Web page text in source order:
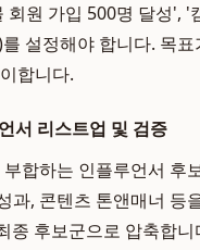
원 가입 500명 달성',
설정해야 합니다. 목
합니다.
서 리스트업 및 검증
합하는 인플루언서
과, 콘텐츠 톤앤매너
종 후보군으로 압축합